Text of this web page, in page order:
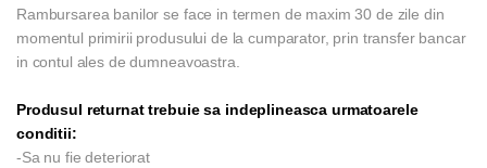
Rambursarea banilor se face in termen de maxim 30 de zile din
momentul primirii produsului de la cumparator, prin transfer bancar
in contul ales de dumneavoastra.
Produsul returnat trebuie sa indeplineasca urmatoarele
conditii:
-Sa nu fie deteriorat